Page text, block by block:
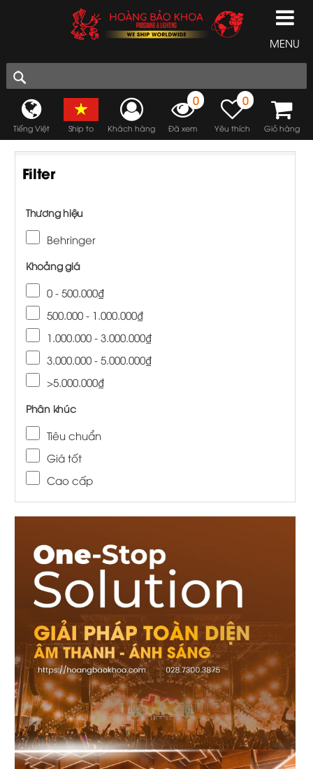
MENU
Tiếng Việt Ship to Khách hàng
0
Đã xem
0
Yêu thích Giỏ hàng
Filter
Thương hiệu
Behringer
Khoảng giá
0 - 500.000₫
500.000 - 1.000.000₫
1.000.000 - 3.000.000₫
3.000.000 - 5.000.000₫
>5.000.000₫
Phân khúc
Tiêu chuẩn
Giá tốt
Cao cấp